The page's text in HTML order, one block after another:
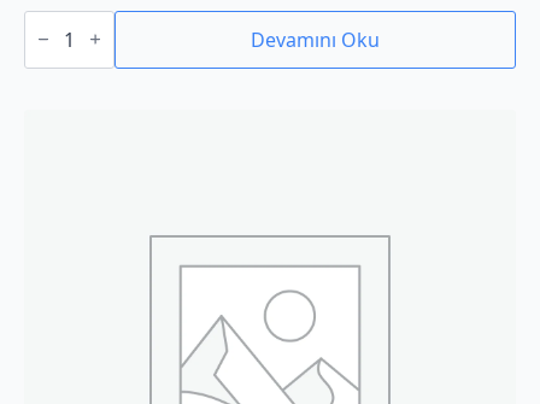
0301100
adet Devamını Oku